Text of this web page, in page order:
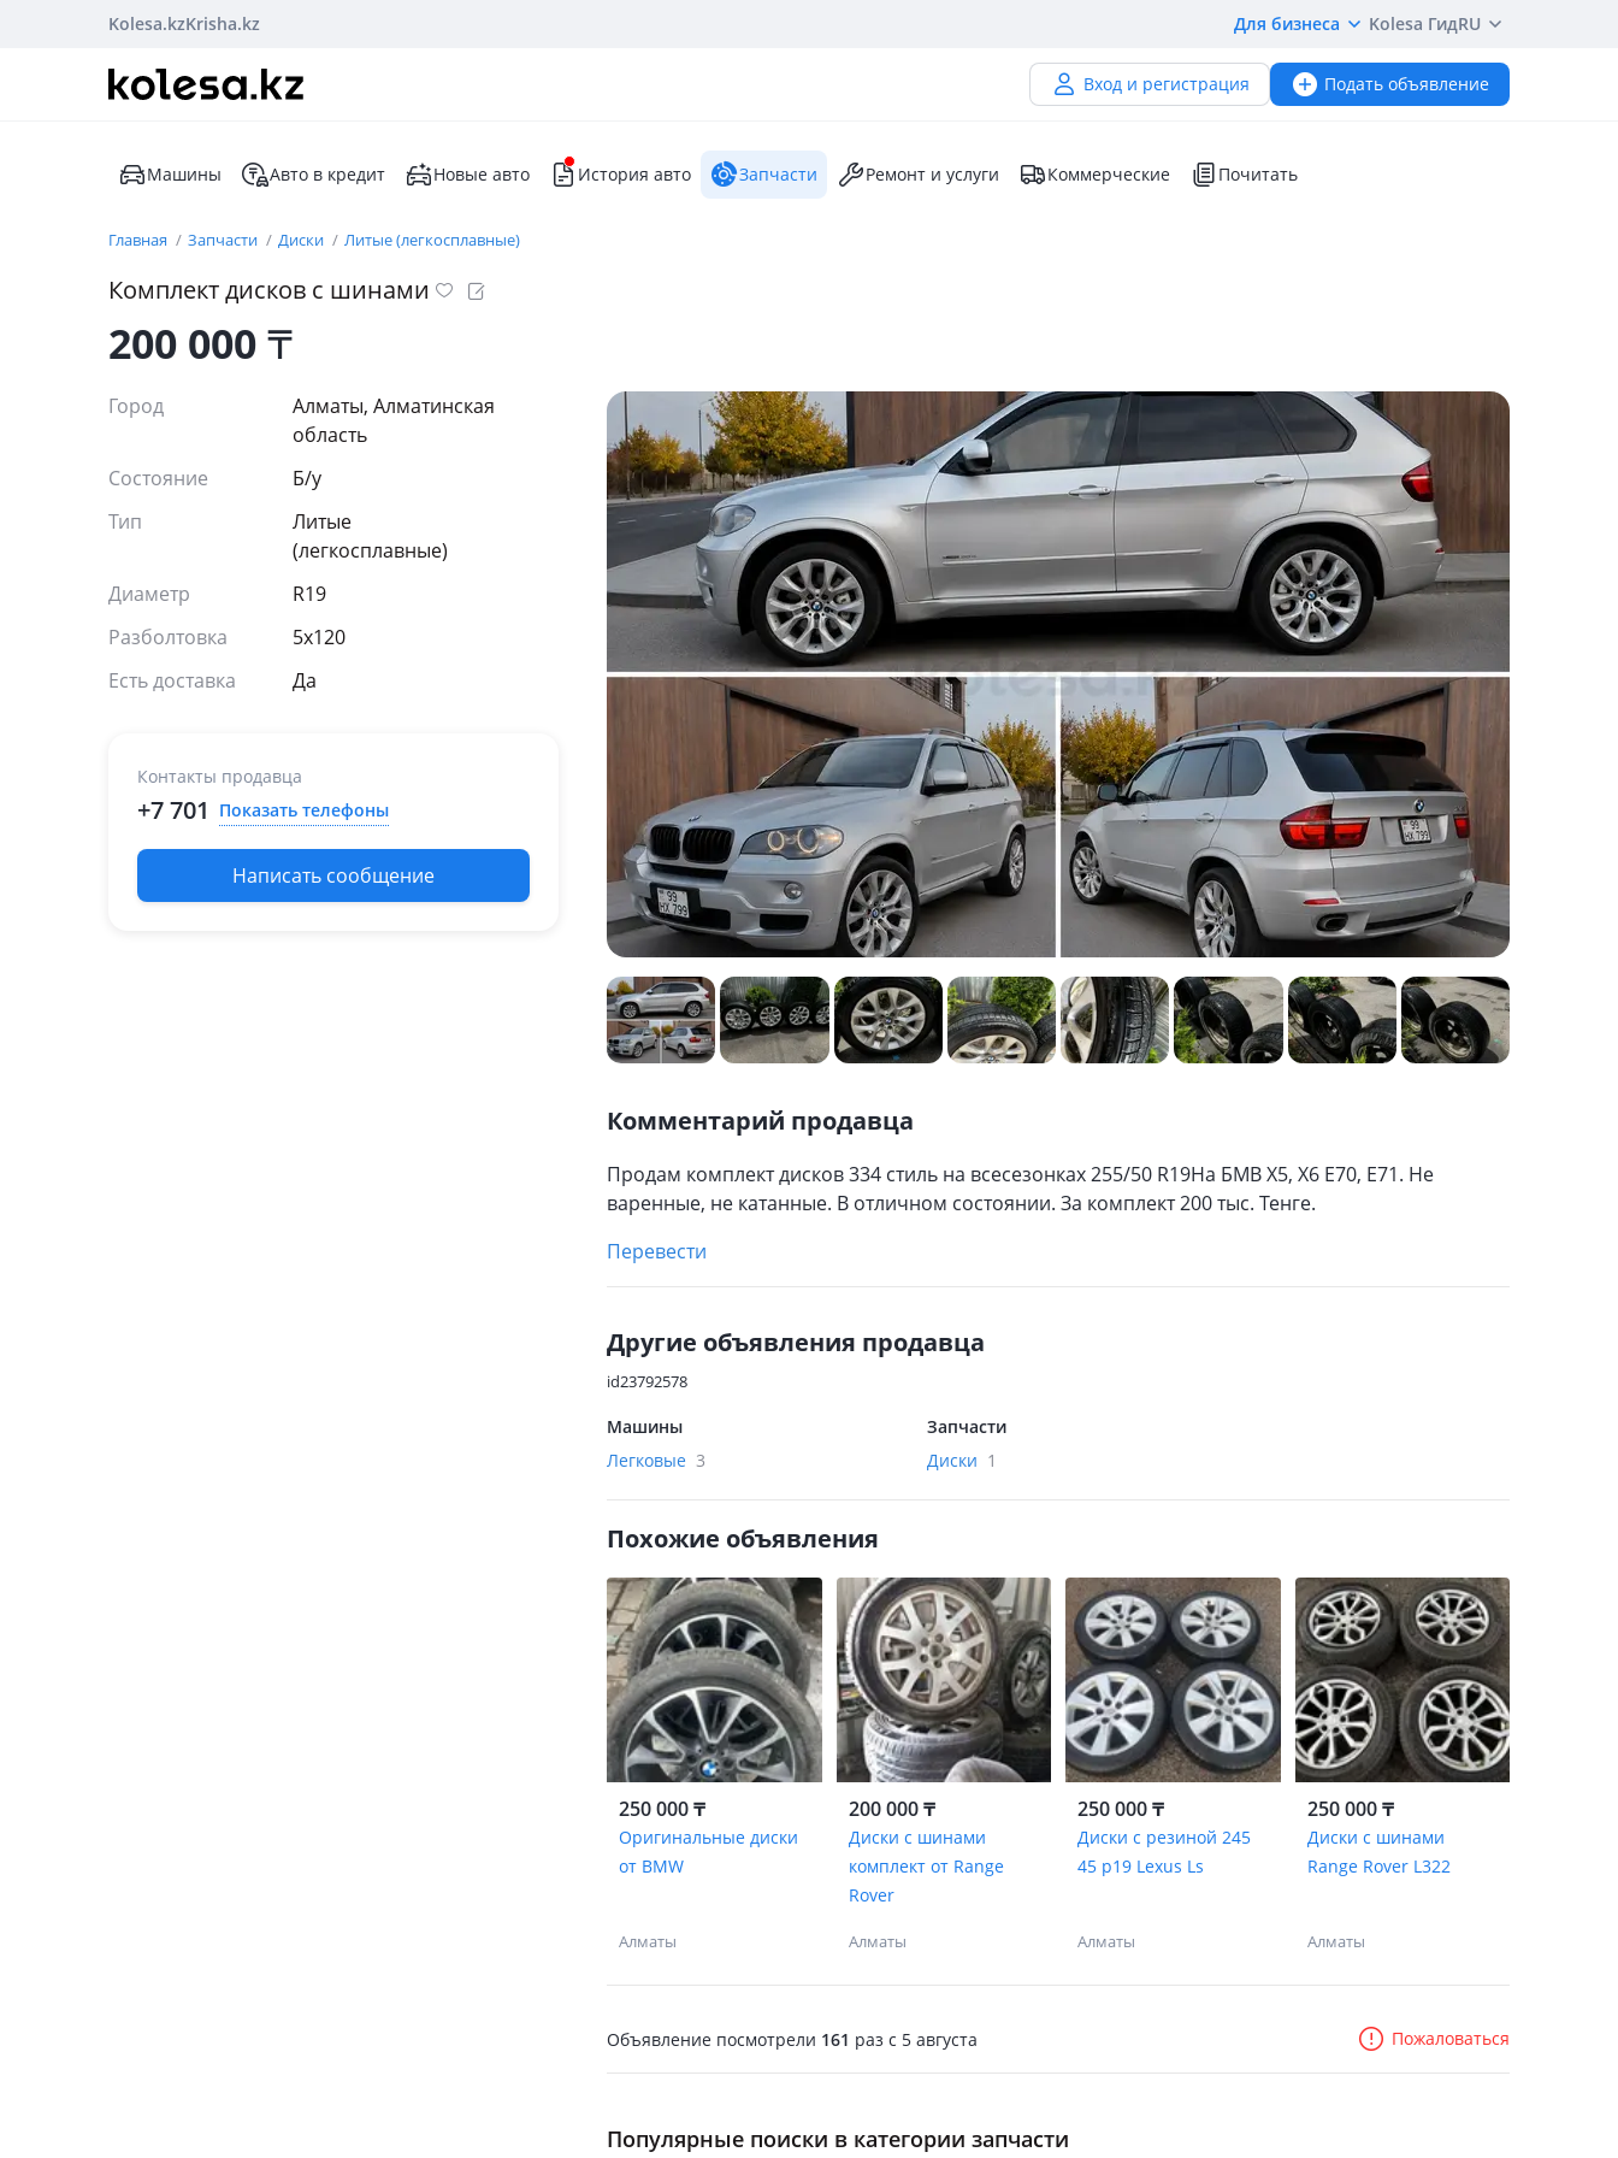
Kolesa.kzKrisha.kz Для бизнеса Kolesa ГидRU
Вход и регистрация Подать объявление
Машины Авто в кредит Новые авто История авто Запчасти Ремонт и услуги Коммерческие Почитать
Главная Запчасти Диски Литые (легкосплавные)
Комплект дисков с шинами
200 000₸
Город
Алматы, Алматинская
область
Состояние
Б/y
Тип
Литые
(легкосплавные)
Диаметр
R19
Разболтовка
5x120
Есть доставка
Да
Контакты продавца
+7 701 Показать телефоны
Написать сообщение
Комментарий продавца
Продам комплект дисков 334 стиль на всесезонках 255/50 R19На БМВ Х5, Х6 Е70, Е71. Не
варенные, не катанные. В отличном состоянии. За комплект 200 тыс. Тенге.
Перевести
Другие объявления продавца
id23792578
Машины
Легковые 3
Запчасти
Диски 1
Похожие объявления
250 000 ₸
Оригинальные диски
от BMW
Алматы
200 000 ₸
Диски с шинами
комплект от Range
Rover
Алматы
250 000 ₸
Диски с резиной 245
45 р19 Lexus Ls
Алматы
250 000 ₸
Диски с шинами
Range Rover L322
Алматы
Объявление посмотрели 161 раз c 5 августа Пожаловаться
Популярные поиски в категории запчасти